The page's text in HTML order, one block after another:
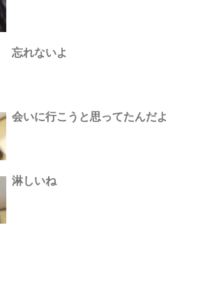
忘れないよ
会いに行こうと思ってたんだよ
淋しいね